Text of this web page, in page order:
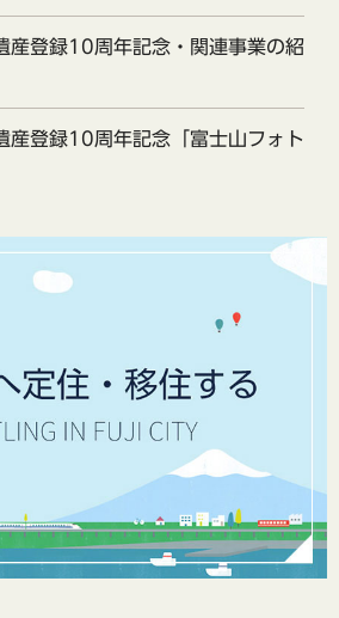
産登録10周年記念・関連事業の紹
産登録10周年記念「富士山フォト